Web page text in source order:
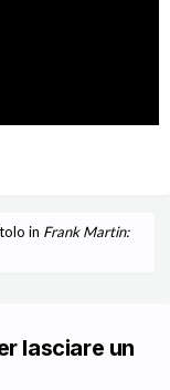
in Frank Martin:
lasciare un